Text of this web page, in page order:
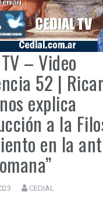
– Video
52 |
explica
a la
en la
CEDIAL